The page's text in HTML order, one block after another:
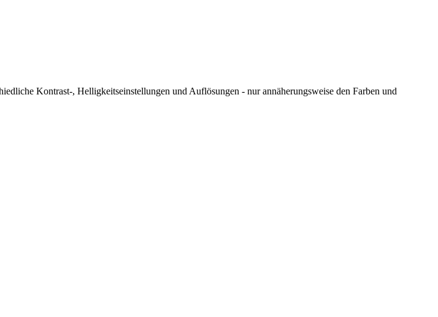
Kontrast-, Helligkeitseinstellungen und Auflösungen - nur annäherungsweise den Farben und